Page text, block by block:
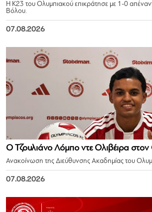
Η Κ23 του Ολυμπιακού επικράτησε με 1-0
Βόλου.
07.08.2026
Ο Τζουλιάνο Λόμπο ντε Ολιβέιρα
Ανακοίνωση της Διεύθυνσης Ακαδημίας του
07.08.2026